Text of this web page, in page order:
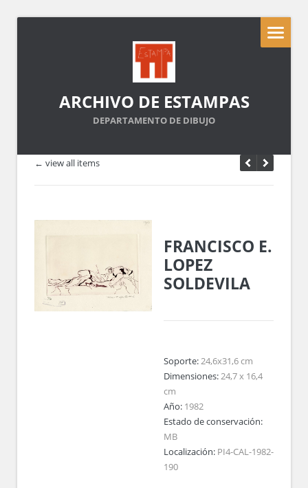
ARCHIVO DE ESTAMPAS
DEPARTAMENTO DE DIBUJO
← view all items
FRANCISCO E.
LOPEZ
SOLDEVILA
Soporte:24,6x31,6 cm
Dimensiones:24,7 x 16,4
cm
Año: 1982
Estado de conservación:
MB
Localización: PI4-CAL-1982-
190